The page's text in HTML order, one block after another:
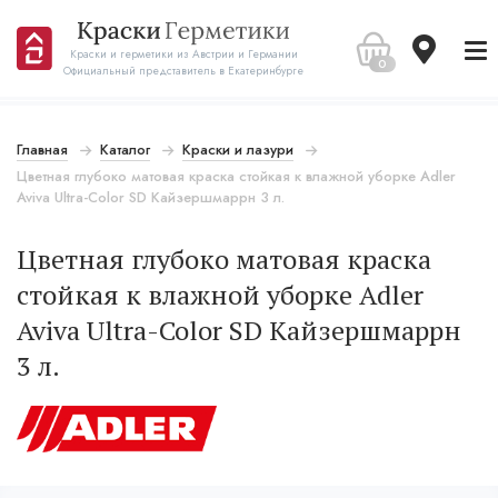
Краски и герметики из Австрии и Германии
Официальный представитель в Екатеринбурге
0
Главная Каталог
Краски и лазури
Цветная глубоко матовая краска стойкая к влажной уборке Adler
Aviva Ultra-Color SD Кайзершмаррн 3 л.
Цветная глубоко матовая краска
стойкая к влажной уборке Adler
Aviva Ultra-Color SD Кайзершмаррн
3 л.